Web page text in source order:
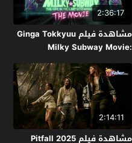
2:36:17
مشاهدة فيلم Ginga Tokkyuu
Milky Subway Movie:
Kakueki Teisha Gekijou Yuki
2026 مترجم
2:14:11
مشاهدة فيلم Pitfall 2025